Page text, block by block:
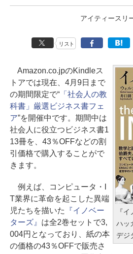
アイティースリ
リスト
『
ハッ
デジ
Amazon.co.jpのKindleス
トアでは現在、4月9日まで
の期間限定で“「社会人の教
科書」厳選ビジネス書フェ
ア”を開催中です。期間中は
社会人に役立つビジネス書1
13冊を、43％OFFなどの割
引価格で購入することがで
きます。
例えば、コンピュータ・I
T業界に革命を起こした異端
児たちを描いた
『イノベー
ターズ』 は全2巻セットで3,
004円となっており、紙の本
の価格の43％OFFで販売さ